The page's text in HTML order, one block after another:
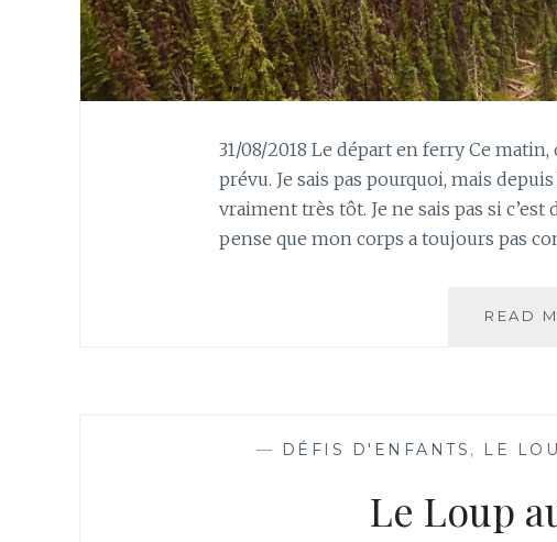
31/08/2018 Le départ en ferry Ce
prévu. Je sais pas pourquoi, mais
vraiment très tôt. Je ne sais pas si c’est
pense que mon corps a toujours pas
READ
— DÉFIS D'ENFANTS , LE
Le Loup